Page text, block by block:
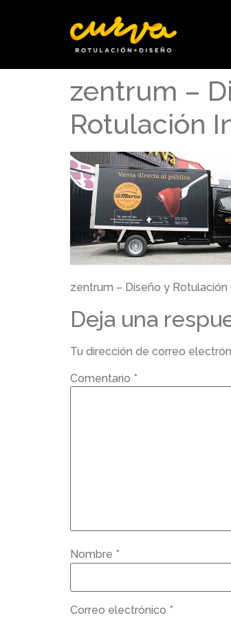
zentrum –
Rotulación
zentrum – Diseño y
Deja una
Tu dirección de correo
Comentario *
Nombre *
Correo electrónico *